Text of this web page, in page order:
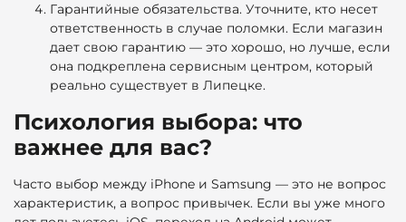
Гарантийные обязательства. Уточните, кто несет
ответственность в случае поломки. Если магазин
дает свою гарантию — это хорошо, но лучше, если
она подкреплена сервисным центром, который
реально существует в Липецке.
Психология выбора: что
важнее для вас?
Часто выбор между iPhone и Samsung — это не вопрос
характеристик, а вопрос привычек. Если вы уже много